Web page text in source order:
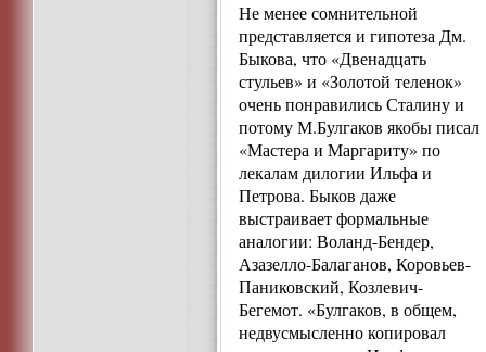
Не менее сомнительной
представляется и гипотеза Дм.
Быкова, что «Двенадцать
стульев» и «Золотой теленок»
очень понравились Сталину и
потому М.Булгаков якобы писал
«Мастера и Маргариту» по
лекалам дилогии Ильфа и
Петрова. Быков даже
выстраивает формальные
аналогии: Воланд-Бендер,
Азазелло-Балаганов, Коровьев-
Паниковский, Козлевич-
Бегемот. «Булгаков, в общем,
недвусмысленно копировал